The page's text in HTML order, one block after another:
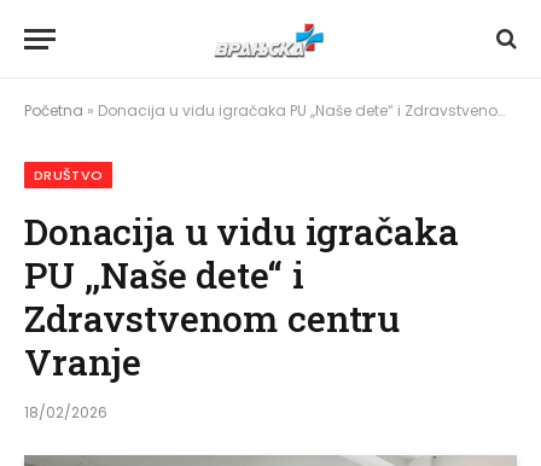
Početna » Donacija u vidu igračaka PU ,,Naše dete“ i Zdravstvenom centru Vranje
DRUŠTVO
Donacija u vidu igračaka
PU ,,Naše dete“ i
Zdravstvenom centru
Vranje
18/02/2026